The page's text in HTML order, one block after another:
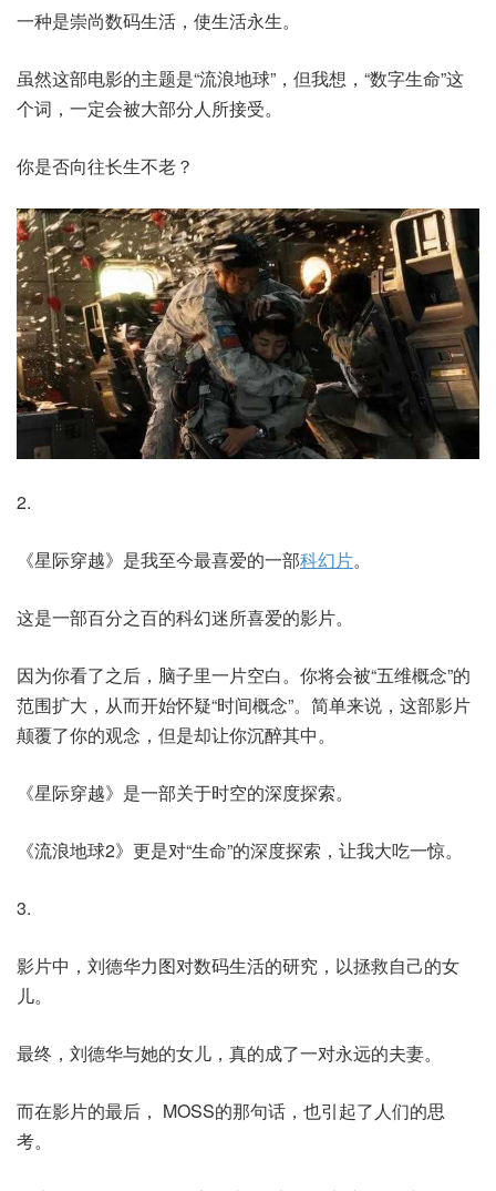
一种是崇尚数码生活，使生活永生。
虽然这部电影的主题是“流浪地球”，但我想，“数字生命”这
个词，一定会被大部分人所接受。
你是否向往长生不老？
2.
《星际穿越》是我至今最喜爱的一部科幻片。
这是一部百分之百的科幻迷所喜爱的影片。
因为你看了之后，脑子里一片空白。你将会被“五维概念”的
范围扩大，从而开始怀疑“时间概念”。简单来说，这部影片
颠覆了你的观念，但是却让你沉醉其中。
《星际穿越》是一部关于时空的深度探索。
《流浪地球2》更是对“生命”的深度探索，让我大吃一惊。
3.
影片中，刘德华力图对数码生活的研究，以拯救自己的女
儿。
最终，刘德华与她的女儿，真的成了一对永远的夫妻。
而在影片的最后， MOSS的那句话，也引起了人们的思
考。